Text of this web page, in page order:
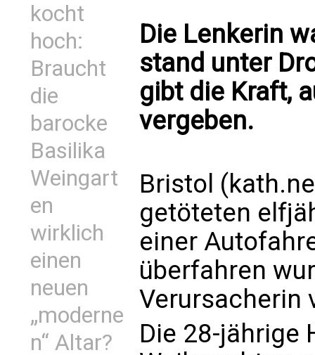
kocht
hoch:
Braucht
die
barocke
Basilika
Weingart
en
wirklich
einen
neuen
„moderne
n“ Altar?
Die Lenkerin
stand unter
gibt die Kraft,
vergeben.
Bristol
getöteten
einer
überfahren
Verursacherin
Die 28-jährige